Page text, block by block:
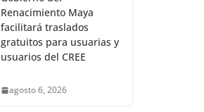
Renacimiento Maya
facilitará traslados
gratuitos para usuarias y
usuarios del CREE
agosto 6, 2026